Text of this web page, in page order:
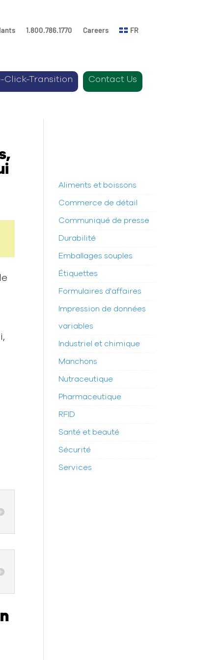
1.800.786.1770 Careers
FR
Click-Transition Contact Us
Aliments et boissons
Commerce de détail
Communiqué de presse
Durabilité
Emballages souples
Étiquettes
Formulaires d'affaires
Impression de données
variables
Industriel et chimique
Manchons
Nutraceutique
Pharmaceutique
RFID
Santé et beauté
Sécurité
Services